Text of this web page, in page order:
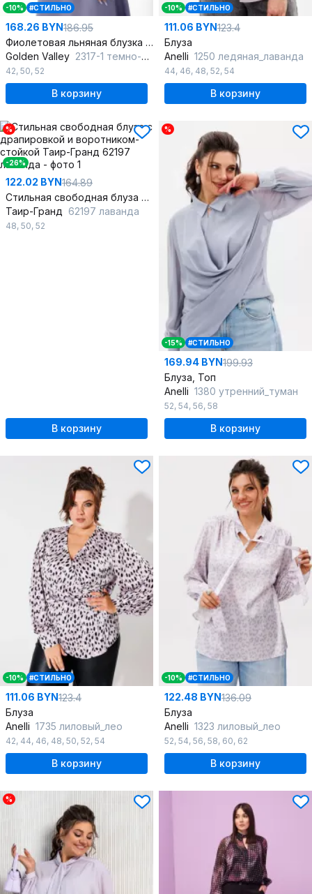
-10% #СТИЛЬНО
168.26 BYN186.95
Фиолетовая льняная блузка с карманами и украшением
Golden Valley 2317-1 темно-фиолетовый
42, 50, 52
В корзину
-10% #СТИЛЬНО
111.06 BYN123.4
Блуза
Anelli 1250 ледяная_лаванда
44, 46, 48, 52, 54
В корзину
%
-26%
122.02 BYN164.89
Стильная свободная блуза с драпировкой и воротником-стойкой
Таир-Гранд 62197 лаванда
48, 50, 52
В корзину
%
-15% #СТИЛЬНО
169.94 BYN199.93
Блуза, Топ
Anelli 1380 утренний_туман
52, 54, 56, 58
В корзину
-10% #СТИЛЬНО
111.06 BYN123.4
Блуза
Anelli 1735 лиловый_лео
42, 44, 46, 48, 50, 52, 54
В корзину
-10% #СТИЛЬНО
122.48 BYN136.09
Блуза
Anelli 1323 лиловый_лео
52, 54, 56, 58, 60, 62
В корзину
%